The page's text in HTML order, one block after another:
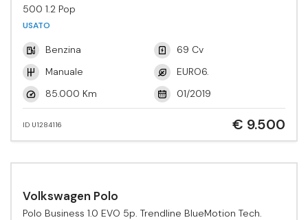
500 1.2 Pop
USATO
Benzina
69 Cv
Manuale
EURO6.
85.000 Km
01/2019
ID U1284116 € 9.500
Volkswagen Polo
Polo Business 1.0 EVO 5p. Trendline BlueMotion Tech.